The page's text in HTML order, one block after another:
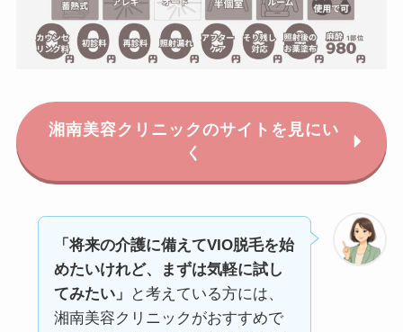
湘南美容クリニックのサイトを見にい
く
「将来の介護に備えてVIO脱毛を始
めたいけれど、まずは気軽に試し
てみたい」
と考えている方には、
湘南美容クリニックがおすすめで